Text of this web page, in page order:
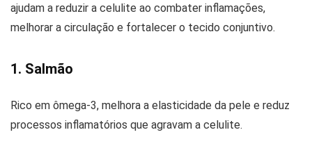
ajudam a reduzir a celulite ao combater inflamações,
melhorar a circulação e fortalecer o tecido conjuntivo.
1. Salmão
Rico em ômega-3, melhora a elasticidade da pele e reduz
processos inflamatórios que agravam a celulite.